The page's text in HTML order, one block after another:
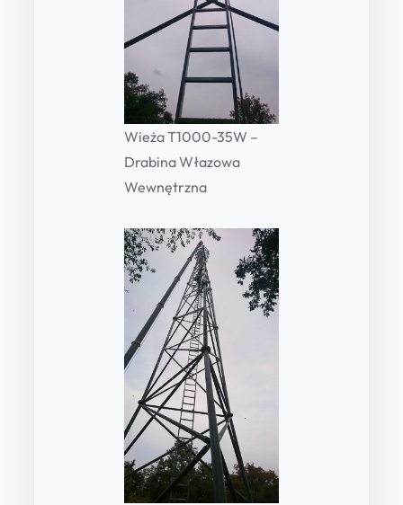
Wieża T1000-35W –
Drabina Włazowa
Wewnętrzna